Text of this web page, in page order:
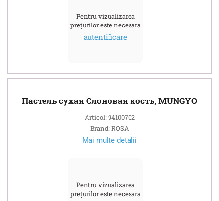
Pentru vizualizarea
prețurilor este necesara
autentificare
Пастель сухая Слоновая кость, MUNGYO
Articol: 94100702
Brand: ROSA
Mai multe detalii
Pentru vizualizarea
prețurilor este necesara